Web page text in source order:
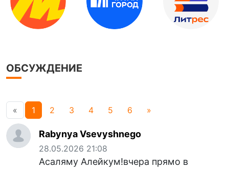
ОБСУЖДЕНИЕ
« 1 2 3 4 5 6 »
Rabynya Vsevyshnego
28.05.2026 21:08
Асаляму Алейкум!вчера прямо в